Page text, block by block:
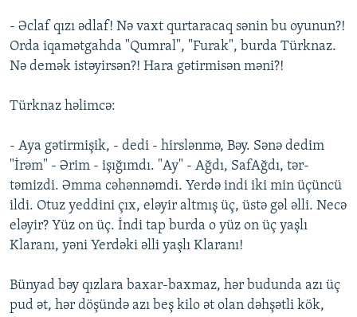
- Əclaf qızı ədlaf! Nə vaxt qurtaracaq sənin bu oyunun?!
Orda iqamətgahda "Qumral", "Furak", burda Türknaz.
Nə demək istəyirsən?! Hara gətirmisən məni?!
Türknaz həlimcə:
- Aya gətirmişik, - dedi - hirslənmə, Bəy. Sənə dedim
"İrəm" - Ərim - işığımdı. "Ay" - Ağdı, SafAğdı, tər-
təmizdi. Əmma cəhənnəmdi. Yerdə indi iki min üçüncü
ildi. Otuz yeddini çıx, eləyir altmış üç, üstə gəl əlli. Necə
eləyir? Yüz on üç. İndi tap burda o yüz on üç yaşlı
Klaranı, yəni Yerdəki əlli yaşlı Klaranı!
Bünyad bəy qızlara baxar-baxmaz, hər budunda azı üç
pud ət, hər döşündə azı beş kilo ət olan dəhşətli kök,